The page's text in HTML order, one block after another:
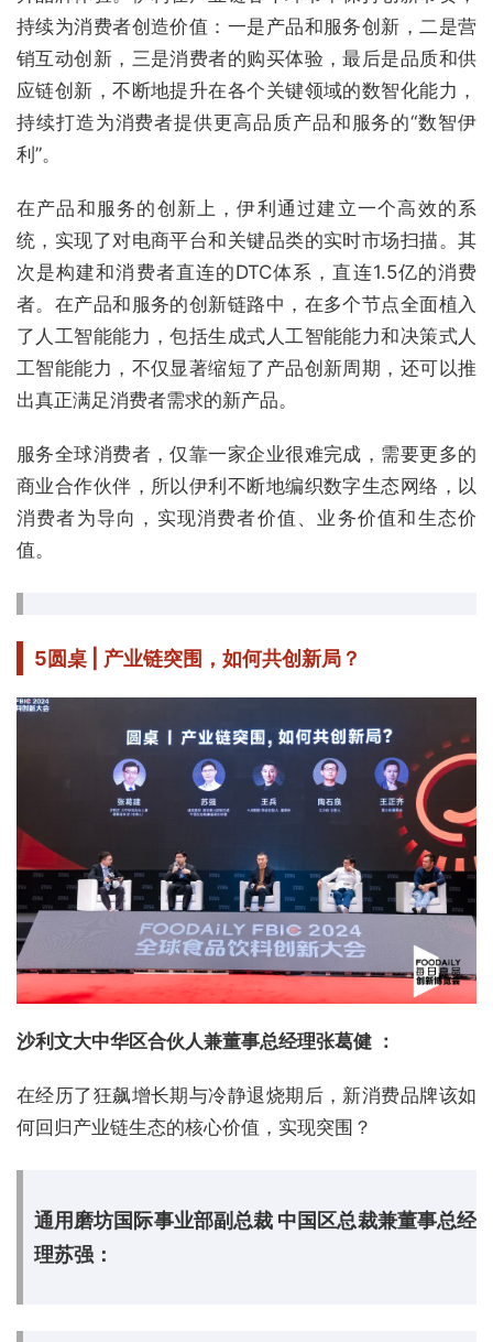
持续为消费者创造价值：一是产品和服务创新，二是营
销互动创新，三是消费者的购买体验，最后是品质和供
应链创新，不断地提升在各个关键领域的数智化能力，
持续打造为消费者提供更高品质产品和服务的“数智伊
利”。
在产品和服务的创新上，伊利通过建立一个高效的系
统，实现了对电商平台和关键品类的实时市场扫描。其
次是构建和消费者直连的DTC体系，直连1.5亿的消费
者。在产品和服务的创新链路中，在多个节点全面植入
了人工智能能力，包括生成式人工智能能力和决策式人
工智能能力，不仅显著缩短了产品创新周期，还可以推
出真正满足消费者需求的新产品。
服务全球消费者，仅靠一家企业很难完成，需要更多的
商业合作伙伴，所以伊利不断地编织数字生态网络，以
消费者为导向，实现消费者价值、业务价值和生态价
值。
5圆桌 | 产业链突围，如何共创新局？
沙利文大中华区合伙人兼董事总经理张葛健 ：
在经历了狂飙增长期与冷静退烧期后，新消费品牌该如
何回归产业链生态的核心价值，实现突围？
通用磨坊国际事业部副总裁 中国区总裁兼董事总经
理苏强：